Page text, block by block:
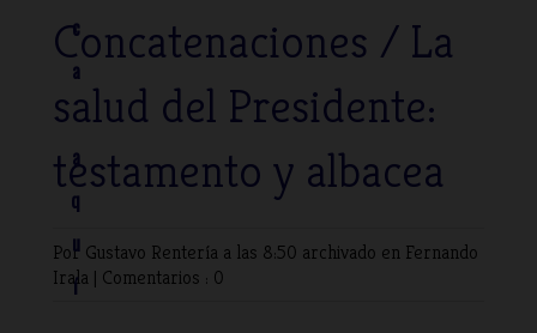
c
a
a
q
u
í
Concatenaciones / La
salud del Presidente:
testamento y albacea
Por Gustavo Rentería a las 8:50 archivado en Fernando
Irala | Comentarios : 0